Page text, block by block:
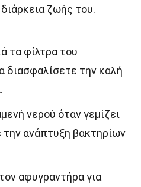
ζωής του.
τα φίλτρα του
διασφαλίσετε την καλή
νερού όταν γεμίζει
ανάπτυξη βακτηρίων
αφυγραντήρα για